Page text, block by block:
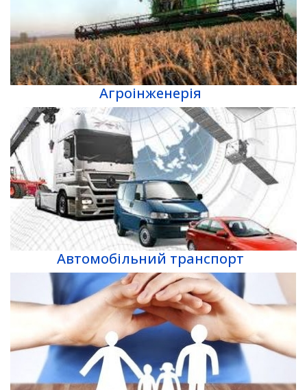
Агроінженерія
Автомобільний транспорт